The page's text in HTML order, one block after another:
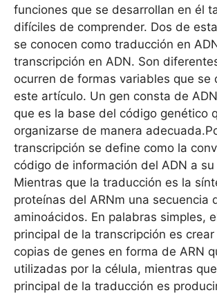
funciones que se desarrollan en él
difíciles de comprender. Dos de
se conocen como traducción en
transcripción en ADN. Son
ocurren de formas variables que se
este artículo. Un gen consta de
que es la base del código genético
organizarse de manera
transcripción se define como la
código de información del ADN a su
Mientras que la traducción es la
proteínas del ARNm una secuencia
aminoácidos. En palabras simples,
principal de la transcripción es
copias de genes en forma de ARN
utilizadas por la célula, mientras
principal de la traducción es